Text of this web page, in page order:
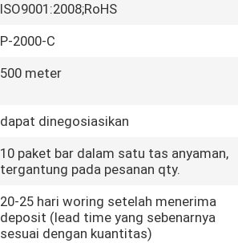
ISO9001:2008;RoHS
P-2000-C
500 meter
dapat dinegosiasikan
10 paket bar dalam satu tas anyaman,
tergantung pada pesanan qty.
20-25 hari woring setelah menerima
deposit (lead time yang sebenarnya
sesuai dengan kuantitas)